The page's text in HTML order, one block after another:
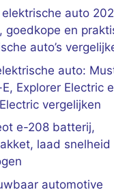
elektrische auto
goedkope en
auto’s
auto:
Explorer Electric
vergelijken
e-208 batterij,
laad snelheid
automotive